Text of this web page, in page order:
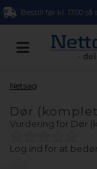
Bestill før kl. 17.00
Netsag
Dør
Vurdering for Dør
Log ind for at